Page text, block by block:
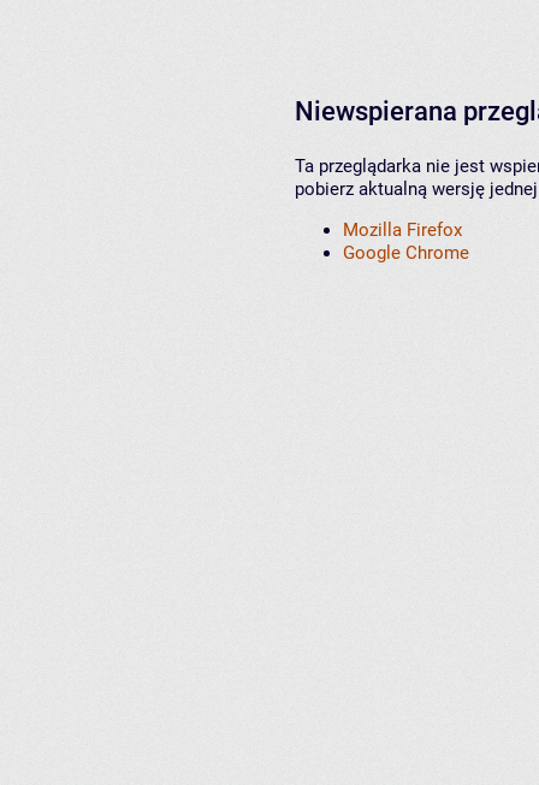
Niewspierana
Ta przeglądarka nie jest
pobierz aktualną wersję
Mozilla Firefox
Google Chrome